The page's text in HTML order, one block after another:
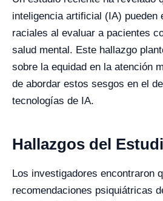
inteligencia artificial (IA) pueden
raciales al evaluar a pacientes
salud mental. Este hallazgo
sobre la equidad en la atención
de abordar estos sesgos en el
tecnologías de IA.
Hallazgos del
Los investigadores encontraron
recomendaciones psiquiátricas